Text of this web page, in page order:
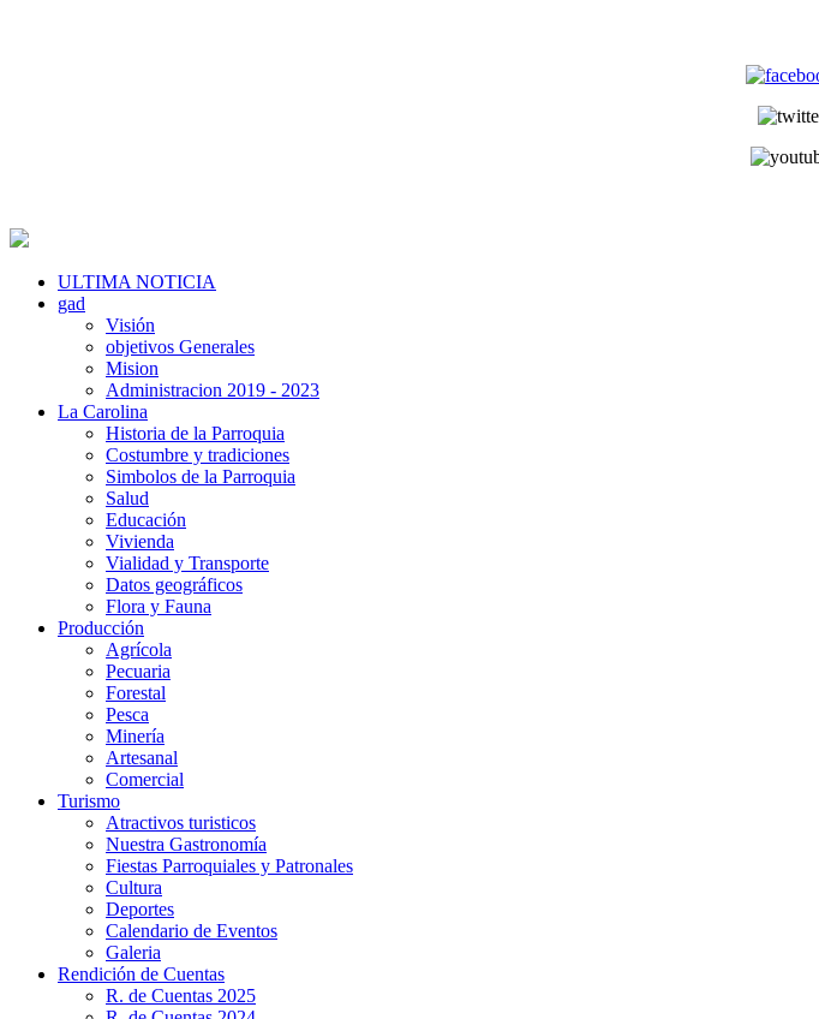
ULTIMA NOTICIA
gad
Visión
objetivos Generales
Mision
Administracion 2019 - 2023
La Carolina
Historia de la Parroquia
Costumbre y tradiciones
Simbolos de la Parroquia
Salud
Educación
Vivienda
Vialidad y Transporte
Datos geográficos
Flora y Fauna
Producción
Agrícola
Pecuaria
Forestal
Pesca
Minería
Artesanal
Comercial
Turismo
Atractivos turisticos
Nuestra Gastronomía
Fiestas Parroquiales y Patronales
Cultura
Deportes
Calendario de Eventos
Galeria
Rendición de Cuentas
R. de Cuentas 2025